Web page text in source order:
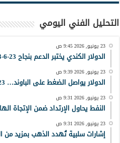
التحليل الفني اليومي
23 يونيو, 2026 9:45 ص
الدولار الكندي يختبر الدعم بنجاح 23-6-2023
23 يونيو, 2026 9:39 ص
الدولار يواصل الضغط على الباوند… 23-6-2026
23 يونيو, 2026 9:31 ص
النفط يحاول الإرتداد ضمن الإتجاة الهابط 23-
23 يونيو, 2026 9:31 ص
إشارات سلبية تُهدد الذهب بمزيد من الخسائر